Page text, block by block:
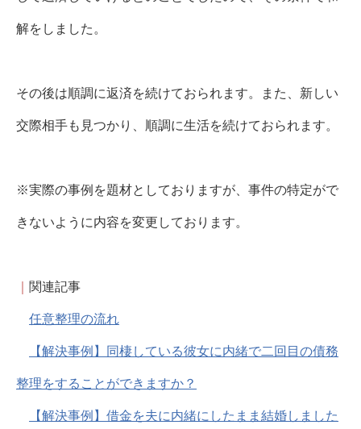
解をしました。
その後は順調に返済を続けておられます。また、新しい
交際相手も見つかり、順調に生活を続けておられます。
※実際の事例を題材としておりますが、事件の特定がで
きないように内容を変更しております。
関連記事
任意整理の流れ
【解決事例】同棲している彼女に内緒で二回目の債務
整理をすることができますか？
【解決事例】借金を夫に内緒にしたまま結婚しました